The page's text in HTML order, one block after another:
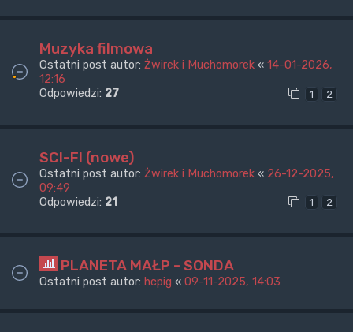
Muzyka filmowa
Ostatni post autor: Żwirek i Muchomorek « 14-01-2026,
12:16
Odpowiedzi: 27 1 2
SCI-FI (nowe)
Ostatni post autor: Żwirek i Muchomorek « 26-12-2025,
09:49
Odpowiedzi: 21 1 2
PLANETA MAŁP - SONDA
Ostatni post autor: hcpig « 09-11-2025, 14:03